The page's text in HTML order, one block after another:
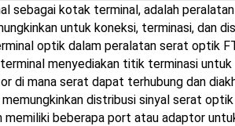
sebagai kotak terminal, adalah
untuk koneksi, terminasi, dan
optik dalam peralatan serat optik
menyediakan titik terminasi
di mana serat dapat terhubung dan
distribusi sinyal serat
memiliki beberapa port atau adaptor